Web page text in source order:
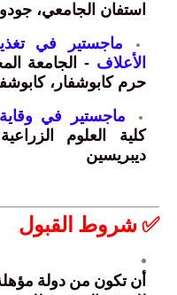
استفان الجامعي،
ماجستير في
الأعلاف - الجامعة
حرم كابوشفار،
ماجستير في وقاية
كلية العلوم الزراعية
ديبريسين
✅ شروط القبول
أن تكون من دولة